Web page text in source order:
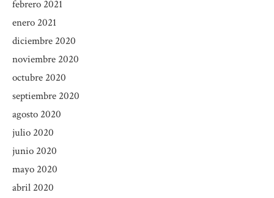
febrero 2021
enero 2021
diciembre 2020
noviembre 2020
octubre 2020
septiembre 2020
agosto 2020
julio 2020
junio 2020
mayo 2020
abril 2020